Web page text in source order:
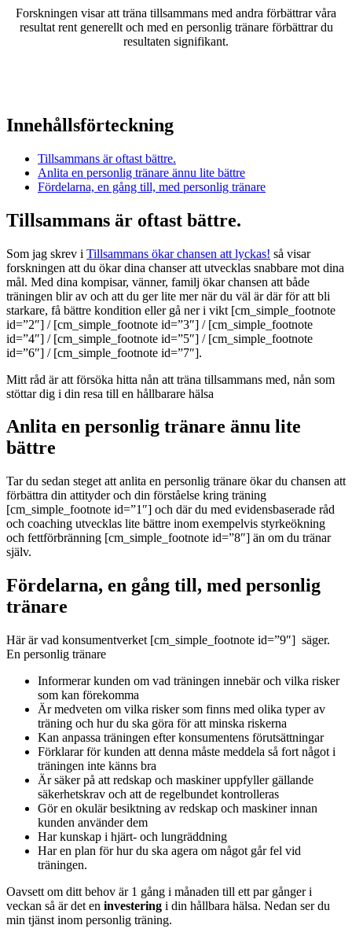
Forskningen visar att träna tillsammans med andra förbättrar våra
resultat rent generellt och med en personlig tränare förbättrar du
resultaten signifikant.
Innehållsförteckning
Tillsammans är oftast bättre.
Anlita en personlig tränare ännu lite bättre
Fördelarna, en gång till, med personlig tränare
Tillsammans är oftast bättre.
Som jag skrev i Tillsammans ökar chansen att lyckas! så visar
forskningen att du ökar dina chanser att utvecklas snabbare mot dina
mål. Med dina kompisar, vänner, familj ökar chansen att både
träningen blir av och att du ger lite mer när du väl är där för att bli
starkare, få bättre kondition eller gå ner i vikt [cm_simple_footnote
id=”2″] / [cm_simple_footnote id=”3″] / [cm_simple_footnote
id=”4″] / [cm_simple_footnote id=”5″] / [cm_simple_footnote
id=”6″] / [cm_simple_footnote id=”7″].
Mitt råd är att försöka hitta nån att träna tillsammans med, nån som
stöttar dig i din resa till en hållbarare hälsa
Anlita en personlig tränare ännu lite
bättre
Tar du sedan steget att anlita en personlig tränare ökar du chansen att
förbättra din attityder och din förståelse kring träning
[cm_simple_footnote id=”1″] och där du med evidensbaserade råd
och coaching utvecklas lite bättre inom exempelvis styrkeökning
och fettförbränning [cm_simple_footnote id=”8″] än om du tränar
själv.
Fördelarna, en gång till, med personlig
tränare
Här är vad konsumentverket [cm_simple_footnote id=”9″] säger.
En personlig tränare
Informerar kunden om vad träningen innebär och vilka risker
som kan förekomma
Är medveten om vilka risker som finns med olika typer av
träning och hur du ska göra för att minska riskerna
Kan anpassa träningen efter konsumentens förutsättningar
Förklarar för kunden att denna måste meddela så fort något i
träningen inte känns bra
Är säker på att redskap och maskiner uppfyller gällande
säkerhetskrav och att de regelbundet kontrolleras
Gör en okulär besiktning av redskap och maskiner innan
kunden använder dem
Har kunskap i hjärt- och lungräddning
Har en plan för hur du ska agera om något går fel vid
träningen.
Oavsett om ditt behov är 1 gång i månaden till ett par gånger i
veckan så är det en investering i din hållbara hälsa. Nedan ser du
min tjänst inom personlig träning.